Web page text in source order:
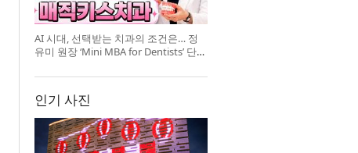
AI 시대, 선택받는 치과의 조건은… 정
유미 원장 ‘Mini MBA for Dentists’ 단독
인기 사진